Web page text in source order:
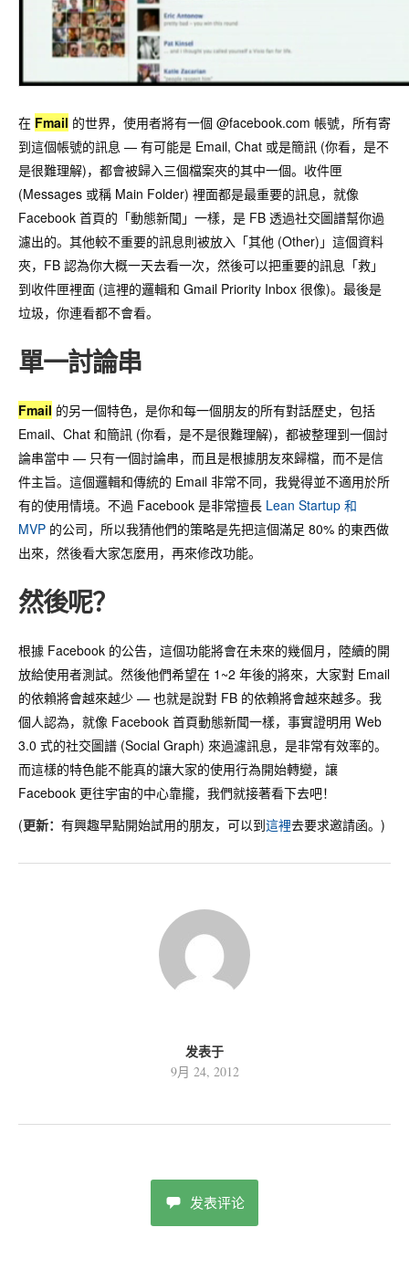
在 Fmail 的世界，使用者將有一個 @facebook.com 帳號，所有寄
到這個帳號的訊息 — 有可能是 Email, Chat 或是簡訊 (你看，是不
是很難理解)，都會被歸入三個檔案夾的其中一個。收件匣
(Messages 或稱 Main Folder) 裡面都是最重要的訊息，就像
Facebook 首頁的「動態新聞」一樣，是 FB 透過社交圖譜幫你過
濾出的。其他較不重要的訊息則被放入「其他 (Other)」這個資料
夾，FB 認為你大概一天去看一次，然後可以把重要的訊息「救」
到收件匣裡面 (這裡的邏輯和 Gmail Priority Inbox 很像)。最後是
垃圾，你連看都不會看。
單一討論串
Fmail 的另一個特色，是你和每一個朋友的所有對話歷史，包括
Email、Chat 和簡訊 (你看，是不是很難理解)，都被整理到一個討
論串當中 — 只有一個討論串，而且是根據朋友來歸檔，而不是信
件主旨。這個邏輯和傳統的 Email 非常不同，我覺得並不適用於所
有的使用情境。不過 Facebook 是非常擅長 Lean Startup 和
MVP 的公司，所以我猜他們的策略是先把這個滿足 80% 的東西做
出來，然後看大家怎麼用，再來修改功能。
然後呢？
根據 Facebook 的公告，這個功能將會在未來的幾個月，陸續的開
放給使用者測試。然後他們希望在 1~2 年後的將來，大家對 Email
的依賴將會越來越少 — 也就是說對 FB 的依賴將會越來越多。我
個人認為，就像 Facebook 首頁動態新聞一樣，事實證明用 Web
3.0 式的社交圖譜 (Social Graph) 來過濾訊息，是非常有效率的。
而這樣的特色能不能真的讓大家的使用行為開始轉變，讓
Facebook 更往宇宙的中心靠攏，我們就接著看下去吧！
(更新： 有興趣早點開始試用的朋友，可以到這裡去要求邀請函。)
发表于
9月 24, 2012
发表评论